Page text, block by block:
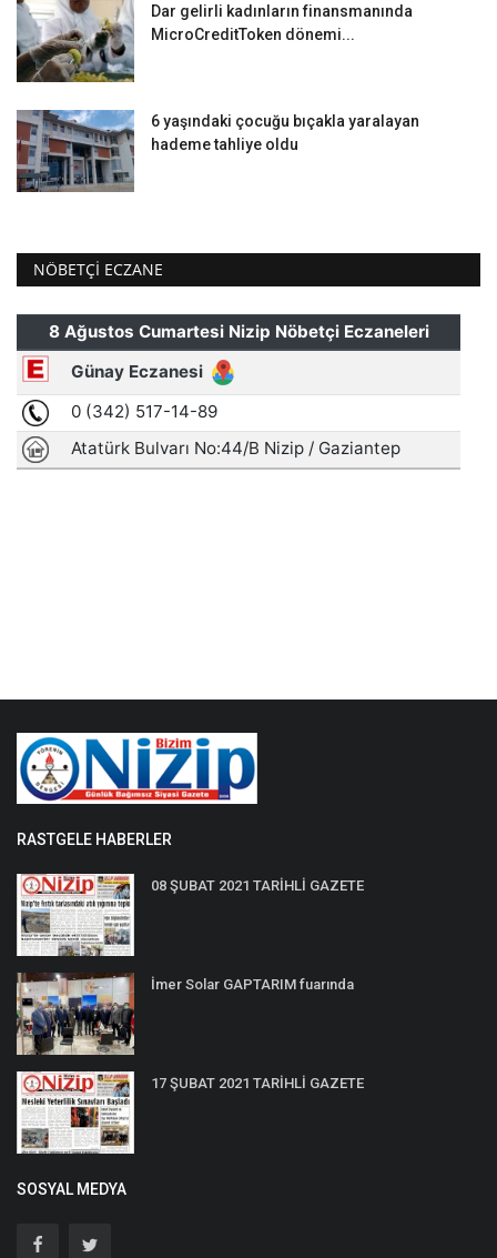
Dar gelirli kadınların finansmanında
MicroCreditToken dönemi...
6 yaşındaki çocuğu bıçakla yaralayan
hademe tahliye oldu
NÖBETÇI ECZANE
RASTGELE HABERLER
08 ŞUBAT 2021 TARİHLİ GAZETE
İmer Solar GAPTARIM fuarında
17 ŞUBAT 2021 TARİHLİ GAZETE
SOSYAL MEDYA